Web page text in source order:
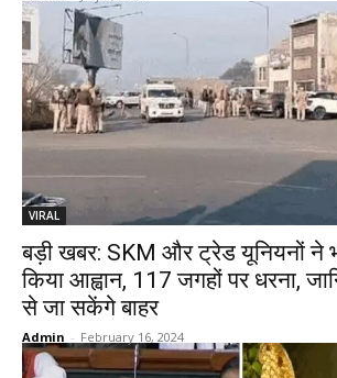
VIRAL
बड़ी खबर: SKM और ट्रेड यूनियनों ने
किया आह्वान, 117 जगहों पर धरना,
से जा सकेंगे बाहर
Admin - February 16, 2024